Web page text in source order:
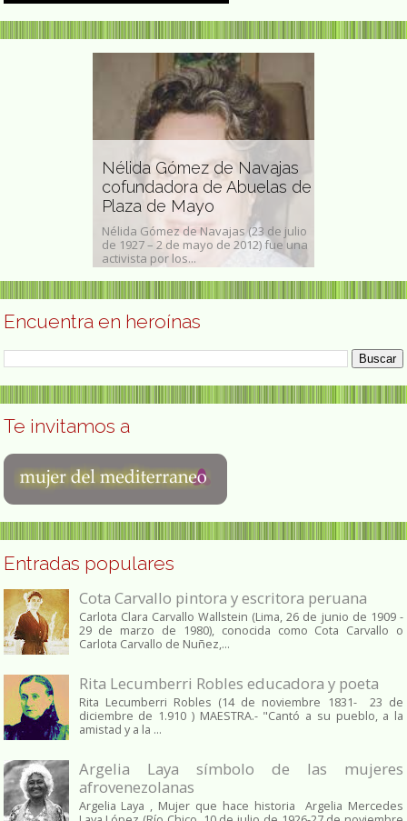
Nélida Gómez de Navajas
cofundadora de Abuelas de
Plaza de Mayo
Nélida Gómez de Navajas (23 de julio
de 1927 – 2 de mayo de 2012) fue una
activista por los...
Bertha Worms
franco-
1893Anna
Worms (26 de
de...
Encuentra en heroínas
Te invitamos a
Entradas populares
Cota Carvallo pintora y escritora peruana
Carlota Clara Carvallo Wallstein (Lima, 26 de junio de 1909 -
29 de marzo de 1980), conocida como Cota Carvallo o
Carlota Carvallo de Nuñez,...
Rita Lecumberri Robles educadora y poeta
Rita Lecumberri Robles (14 de noviembre 1831- 23 de
diciembre de 1.910 ) MAESTRA.- "Cantó a su pueblo, a la
amistad y a la ...
Argelia Laya símbolo de las mujeres
afrovenezolanas
Argelia Laya , Mujer que hace historia Argelia Mercedes